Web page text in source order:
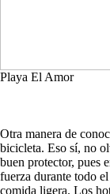
Playa El Amor
Otra manera de
bicicleta. Eso sí, no
buen protector, pues
fuerza durante todo
comida ligera. Los